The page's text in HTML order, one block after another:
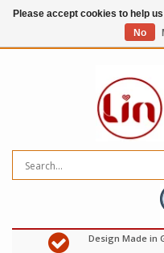
Design Made in
Please accept cookies to help
No